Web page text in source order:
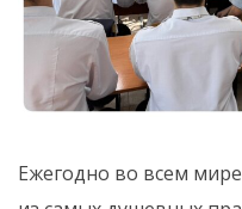
Ежегодно во всем